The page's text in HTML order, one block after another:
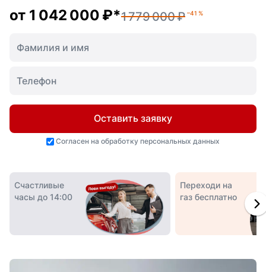
от 1 042 000 ₽*1 779 000 ₽ –41 %
Оставить заявку
Согласен на обработку персональных данных
Счастливые
часы до 14:00
Переходи на
газ бесплатно